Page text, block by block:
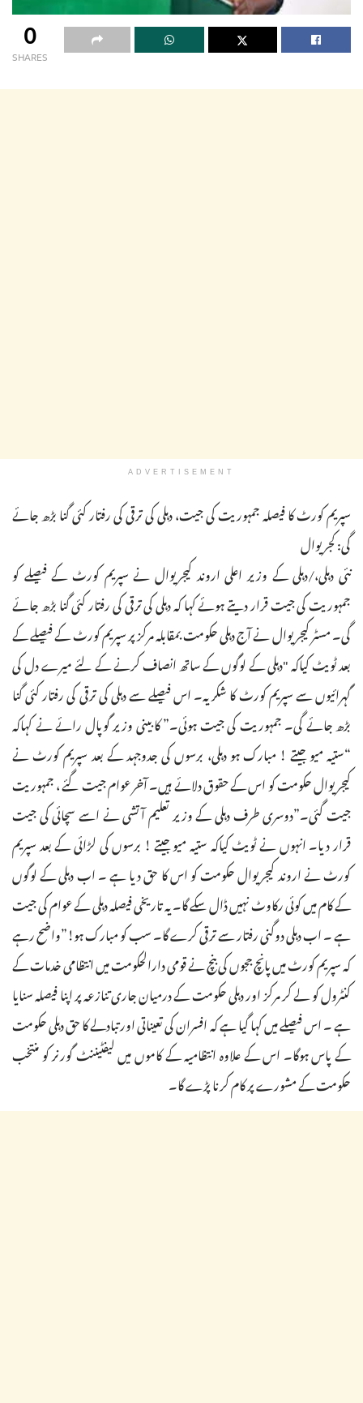
0
SHARES
ADVERTISEMENT
سپریم کورٹ کا فیصلہ جمہوریت کی جیت، دہلی کی ترقی کی رفتار کئی گنا بڑھ جائے
گی: کجریوال
نئی دہلی،/دہلی کے وزیر اعلی اروند کیجریوال نے سپریم کورٹ کے فیصلے کو
جمہوریت کی جیت قرار دیتے ہوئے کہا کہ دہلی کی ترقی کی رفتار کئی گنا بڑھ جائے
گی۔ مسٹر کیجریوال نے آج دہلی حکومت بمقابلہ مرکز پر سپریم کورٹ کے فیصلے کے
بعد ٹویٹ کیاکہ "دہلی کے لوگوں کے ساتھ انصاف کرنے کے لئے میرے دل کی
گہرائیوں سے سپریم کورٹ کا شکریہ۔ اس فیصلے سے دہلی کی ترقی کی رفتار کئی گنا
بڑھ جائے گی۔ جمہوریت کی جیت ہوئی۔” کابینی وزیر گوپال رائے نے کہاکہ
“ستیہ میو جیتے ! مبارک ہو دہلی، برسوں کی جدوجہد کے بعد سپریم کورٹ نے
کیجریوال حکومت کو اس کے حقوق دلائے ہیں۔ آخر عوام جیت گئے ، جمہوریت
جیت گئی۔”دوسری طرف دہلی کے وزیر تعلیم آتشی نے اسے سچائی کی جیت
قرار دیا۔ انہوں نے ٹویٹ کیاکہ ستیہ میو جیتے ! برسوں کی لڑائی کے بعد سپریم
کورٹ نے اروند کیجریوال حکومت کو اس کا حق دیا ہے ۔ اب دہلی کے لوگوں
کے کام میں کوئی رکاوٹ نہیں ڈال سکے گا۔ یہ تاریخی فیصلہ دہلی کے عوام کی جیت
ہے ۔ اب دہلی دوگنی رفتار سے ترقی کرے گا۔ سب کو مبارک ہو!”واضح رہے
کہ سپریم کورٹ میں پانچ ججوں کی بنچ نے قومی دارالحکومت میں انتظامی خدمات کے
کنٹرول کو لے کر مرکز اور دہلی حکومت کے درمیان جاری تنازعہ پر اپنا فیصلہ سنایا
ہے ۔ اس فیصلے میں کہا گیا ہے کہ افسران کی تعیناتی اور تبادلے کا حق دہلی حکومت
کے پاس ہوگا۔ اس کے علاوہ انتظامیہ کے کاموں میں لیفٹیننٹ گورنر کو منتخب
حکومت کے مشورے پر کام کرنا پڑے گا۔